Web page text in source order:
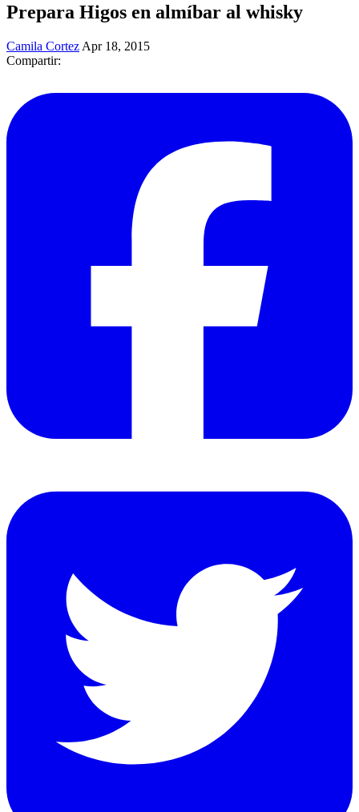
Prepara Higos en almíbar al whisky
Camila Cortez Apr 18, 2015
Compartir: